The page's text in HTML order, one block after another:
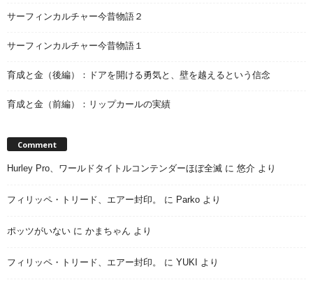
サーフィンカルチャー今昔物語２
サーフィンカルチャー今昔物語１
育成と金（後編）：ドアを開ける勇気と、壁を越えるという信念
育成と金（前編）：リップカールの実績
Comment
Hurley Pro、ワールドタイトルコンテンダーほぼ全滅 に 悠介 より
フィリッペ・トリード、エアー封印。 に Parko より
ポッツがいない に かまちゃん より
フィリッペ・トリード、エアー封印。 に YUKI より